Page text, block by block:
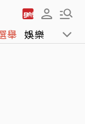
舉 娛樂 運動